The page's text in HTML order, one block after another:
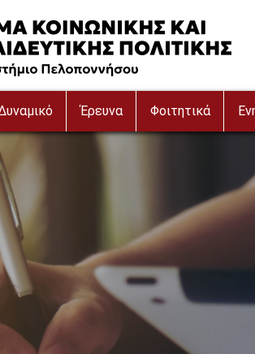
Έρευνα Φοιτητικά